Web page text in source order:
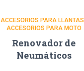
ACCESORIOS PARA LLANTAS
ACCESORIOS PARA MOTO
Renovador de
Neumáticos